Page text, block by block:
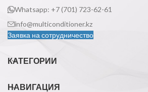
Whatsapp: +7 (701) 723-62-61
info@multiconditioner.kz
Заявка на сотрудничество
КАТЕГОРИИ
НАВИГАЦИЯ